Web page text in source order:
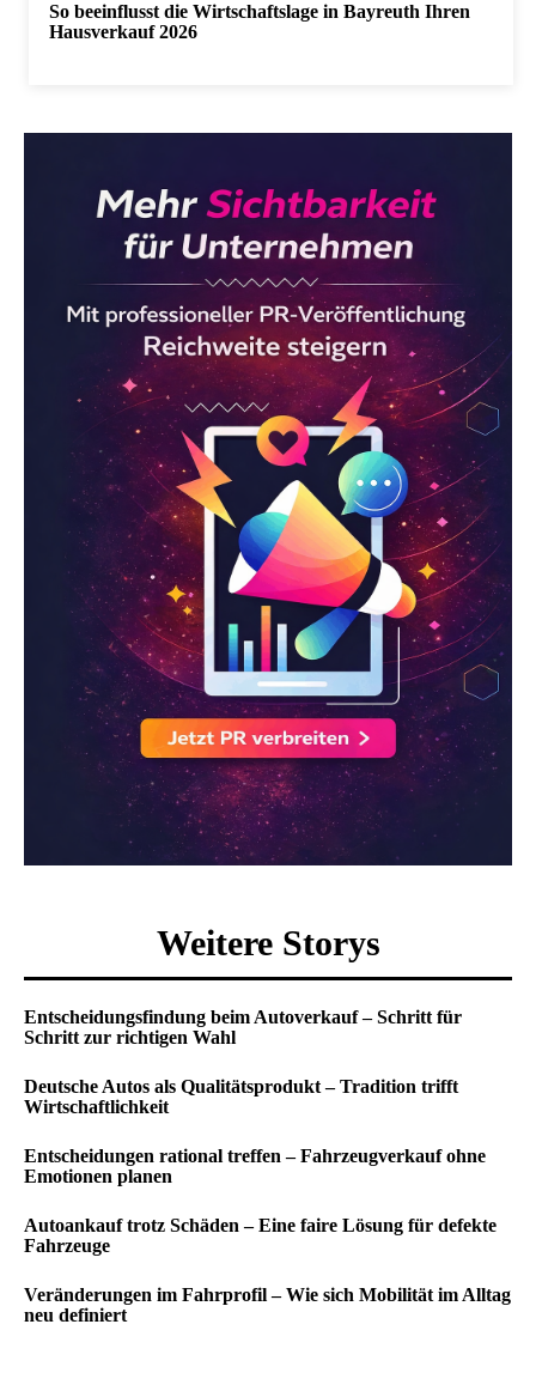
So beeinflusst die Wirtschaftslage in Bayreuth Ihren
Hausverkauf 2026
Weitere Storys
Entscheidungsfindung beim Autoverkauf – Schritt für
Schritt zur richtigen Wahl
Deutsche Autos als Qualitätsprodukt – Tradition trifft
Wirtschaftlichkeit
Entscheidungen rational treffen – Fahrzeugverkauf ohne
Emotionen planen
Autoankauf trotz Schäden – Eine faire Lösung für defekte
Fahrzeuge
Veränderungen im Fahrprofil – Wie sich Mobilität im Alltag
neu definiert